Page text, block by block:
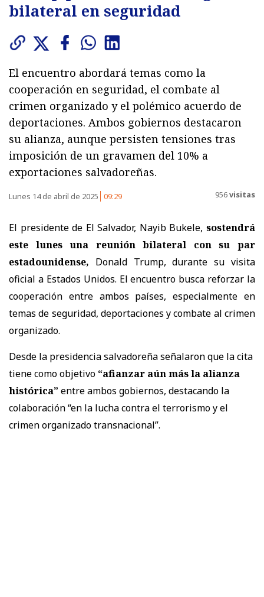
bilateral en seguridad
El encuentro abordará temas como la
cooperación en seguridad, el combate al
crimen organizado y el polémico acuerdo de
deportaciones. Ambos gobiernos destacaron
su alianza, aunque persisten tensiones tras
imposición de un gravamen del 10% a
exportaciones salvadoreñas.
Lunes 14 de abril de 2025 09:29 956visitas
El presidente de El Salvador, Nayib Bukele, sostendrá
este lunes una reunión bilateral con su par
estadounidense, Donald Trump, durante su visita
oficial a Estados Unidos. El encuentro busca reforzar la
cooperación entre ambos países, especialmente en
temas de seguridad, deportaciones y combate al crimen
organizado.
Desde la presidencia salvadoreña señalaron que la cita
tiene como objetivo “afianzar aún más la alianza
histórica” entre ambos gobiernos, destacando la
colaboración “en la lucha contra el terrorismo y el
crimen organizado transnacional”.